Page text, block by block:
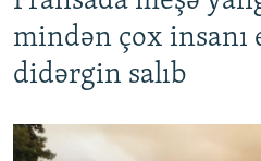
mindən çox insanı
didərgin salıb